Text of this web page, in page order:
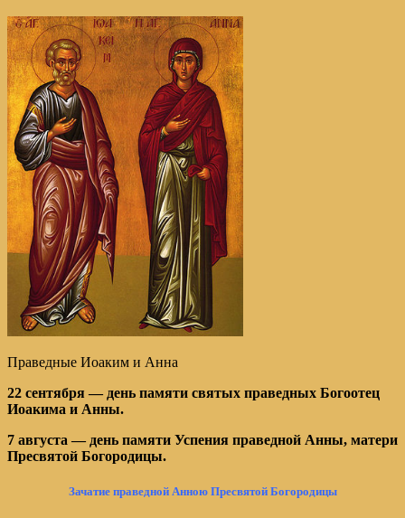
Праведные Иоаким и Анна
22 сентября — день памяти святых праведных Богоотец
Иоакима и Анны.
7 августа — день памяти Успения праведной Анны, матери
Пресвятой Богородицы.
Зачатие праведной Анною Пресвятой Богородицы